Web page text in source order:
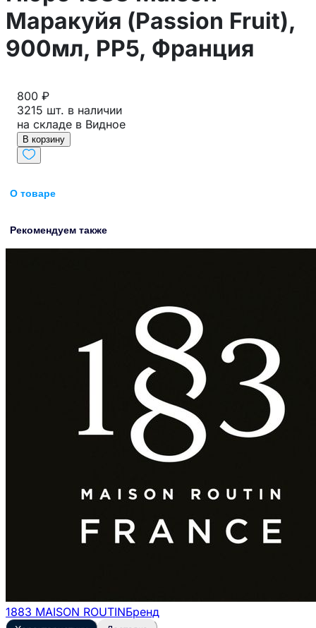
Маракуйя (Passion Fruit),
900мл, PP5, Франция
800 ₽
3215 шт. в наличии
на складе в Видное
В корзину
О товаре
Рекомендуем также
1883 MAISON ROUTINБренд